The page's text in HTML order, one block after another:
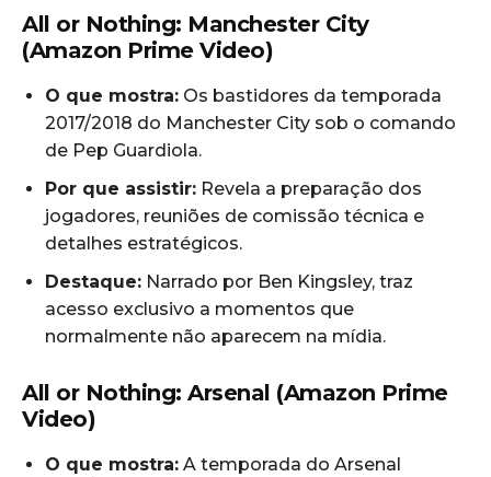
All or Nothing: Manchester City
(Amazon Prime Video)
O que mostra: Os bastidores da temporada
2017/2018 do Manchester City sob o comando
de Pep Guardiola.
Por que assistir: Revela a preparação dos
jogadores, reuniões de comissão técnica e
detalhes estratégicos.
Destaque: Narrado por Ben Kingsley, traz
acesso exclusivo a momentos que
normalmente não aparecem na mídia.
All or Nothing: Arsenal (Amazon Prime
Video)
O que mostra: A temporada do Arsenal